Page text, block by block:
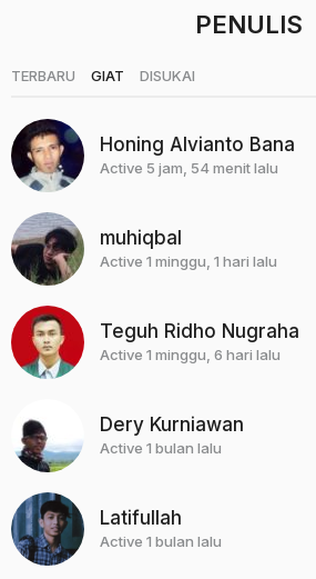
PENULIS
TERBARU GIAT DISUKAI
Honing Alvianto Bana
Active 5 jam, 54 menit lalu
muhiqbal
Active 1 minggu, 1 hari lalu
Teguh Ridho Nugraha
Active 1 minggu, 6 hari lalu
Dery Kurniawan
Active 1 bulan lalu
Latifullah
Active 1 bulan lalu